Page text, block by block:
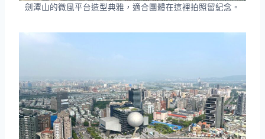
劍潭山的微風平台造型典雅，適合團體在這裡拍照留紀念。